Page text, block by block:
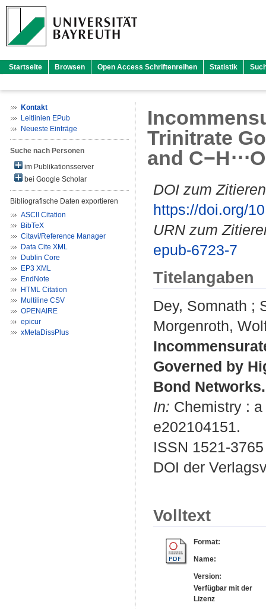
Startseite Browsen Open Access Schriftenreihen Statistik
Kontakt
Leitlinien EPub
Neueste Einträge
Suche nach Personen
im Publikationsserver
bei Google Scholar
Bibliografische Daten exportieren
ASCII Citation
BibTeX
Citavi/Reference Manager
Data Cite XML
Dublin Core
EP3 XML
EndNote
HTML Citation
Multiline CSV
OPENAIRE
epicur
xMetaDissPlus
Trinitrate
and
DOI zum
https://doi.org/
URN zum
epub-6723-7
Titelangaben
Dey, Somnath ;
Morgenroth,
Governed by
Bond Networks.
In: Chemistry :
e202104151.
ISSN 1521-3765
DOI der
Volltext
Format:
Name:
Version:
Verfügbar mit der
Lizenz